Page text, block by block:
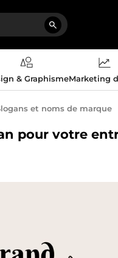
& GraphismeMarketing
et noms de marque
pour votre